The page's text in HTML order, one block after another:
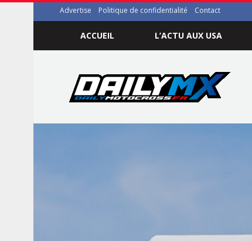
Advertise Politique de confidentialité Contact
ACCUEIL L’ACTU AUX USA